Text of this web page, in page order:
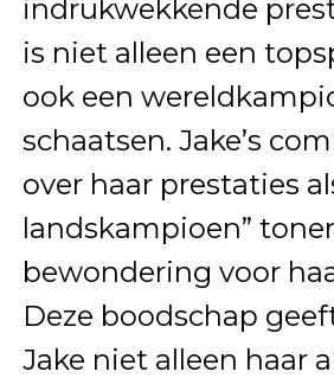
indrukwekkende
is niet alleen een
ook een
schaatsen. Jake’s
over haar prestaties
landskampioen”
bewondering voor
Deze boodschap
Jake niet alleen haar